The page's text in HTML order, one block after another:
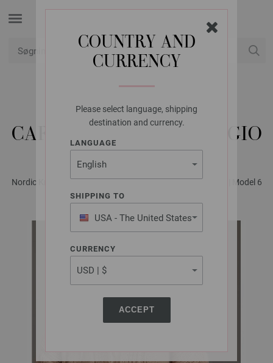
COUNTRY AND
CURRENCY
Please select language, shipping
destination and currency.
LANGUAGE
SHIPPING TO
USA - The United States
of America
CURRENCY
ACCEPT
LANA GROSSA
CARDIGAN MOHAIR DI GIO
Nordic Knits No. 4 - Magasin (DE) + Strikkeopskrifter (DK) | Model 6